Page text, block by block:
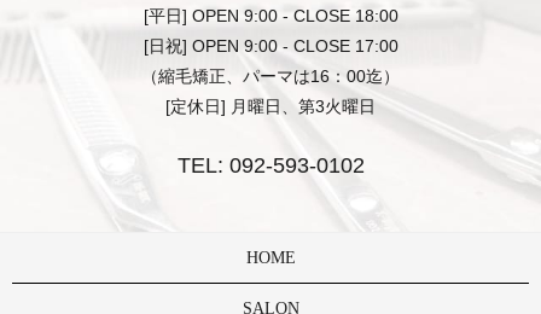
[平日] OPEN 9:00 - CLOSE 18:00
[日祝] OPEN 9:00 - CLOSE 17:00
（縮毛矯正、パーマは16：00迄）
[定休日] 月曜日、第3火曜日
TEL: 092-593-0102
HOME
SALON